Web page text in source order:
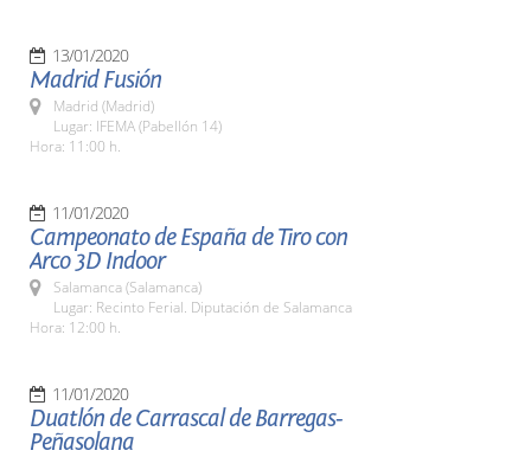
13/01/2020
Madrid Fusión
Madrid (Madrid)
Lugar: IFEMA (Pabellón 14)
Hora: 11:00 h.
11/01/2020
Campeonato de España de Tiro con
Arco 3D Indoor
Salamanca (Salamanca)
Lugar: Recinto Ferial. Diputación de Salamanca
Hora: 12:00 h.
11/01/2020
Duatlón de Carrascal de Barregas-
Peñasolana